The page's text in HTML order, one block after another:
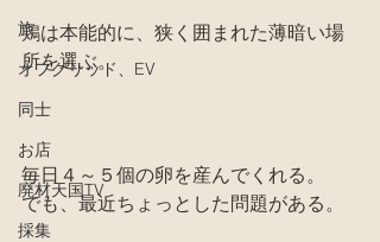
旅
オフグリッド、EV
同士
お店
廃材天国TV
採集
鶏は本能的に、狭く囲まれた薄暗い場
所を選ぶ。
毎日４～５個の卵を産んでくれる。
でも、最近ちょっとした問題がある。